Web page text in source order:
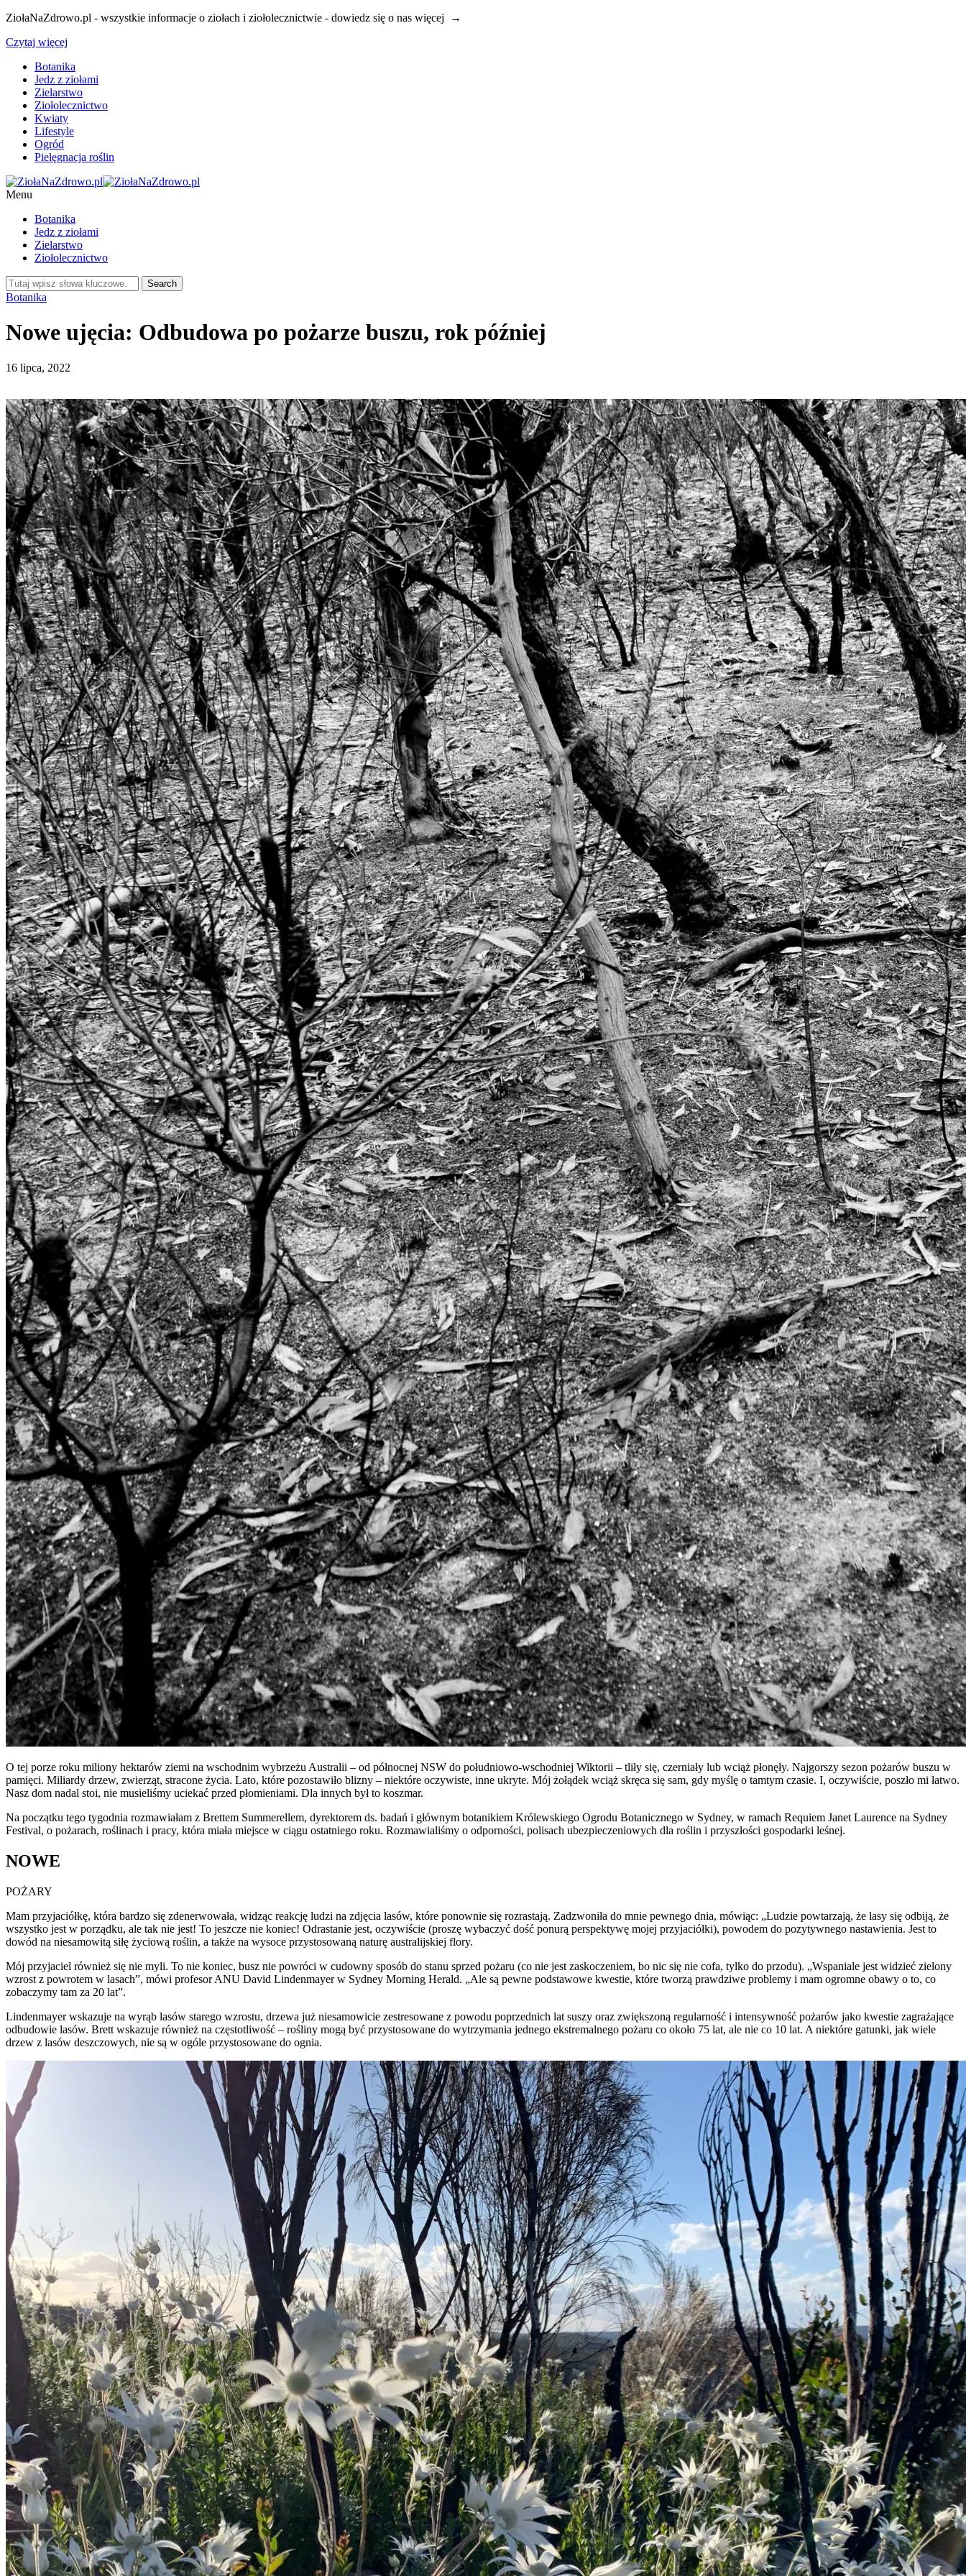
ZiołaNaZdrowo.pl - wszystkie informacje o ziołach i ziołolecznictwie - dowiedz się o nas więcej →
Czytaj więcej
Botanika
Jedz z ziołami
Zielarstwo
Ziołolecznictwo
Kwiaty
Lifestyle
Ogród
Pielęgnacja roślin
Menu
Botanika
Jedz z ziołami
Zielarstwo
Ziołolecznictwo
Botanika
Nowe ujęcia: Odbudowa po pożarze buszu, rok później
16 lipca, 2022
O tej porze roku miliony hektarów ziemi na wschodnim wybrzeżu Australii – od północnej NSW do południowo-wschodniej Wiktorii – tliły się, czerniały lub wciąż płonęły. Najgorszy sezon pożarów buszu w
pamięci. Miliardy drzew, zwierząt, stracone życia. Lato, które pozostawiło blizny – niektóre oczywiste, inne ukryte. Mój żołądek wciąż skręca się sam, gdy myślę o tamtym czasie. I, oczywiście, poszło mi łatwo.
Nasz dom nadal stoi, nie musieliśmy uciekać przed płomieniami. Dla innych był to koszmar.
Na początku tego tygodnia rozmawiałam z Brettem Summerellem, dyrektorem ds. badań i głównym botanikiem Królewskiego Ogrodu Botanicznego w Sydney, w ramach Requiem Janet Laurence na Sydney
Festival, o pożarach, roślinach i pracy, która miała miejsce w ciągu ostatniego roku. Rozmawialiśmy o odporności, polisach ubezpieczeniowych dla roślin i przyszłości gospodarki leśnej.
NOWE
POŻARY
Mam przyjaciółkę, która bardzo się zdenerwowała, widząc reakcję ludzi na zdjęcia lasów, które ponownie się rozrastają. Zadzwoniła do mnie pewnego dnia, mówiąc: „Ludzie powtarzają, że lasy się odbiją, że
wszystko jest w porządku, ale tak nie jest! To jeszcze nie koniec! Odrastanie jest, oczywiście (proszę wybaczyć dość ponurą perspektywę mojej przyjaciółki), powodem do pozytywnego nastawienia. Jest to
dowód na niesamowitą siłę życiową roślin, a także na wysoce przystosowaną naturę australijskiej flory.
Mój przyjaciel również się nie myli. To nie koniec, busz nie powróci w cudowny sposób do stanu sprzed pożaru (co nie jest zaskoczeniem, bo nic się nie cofa, tylko do przodu). „Wspaniale jest widzieć zielony
wzrost z powrotem w lasach”, mówi profesor ANU David Lindenmayer w Sydney Morning Herald. „Ale są pewne podstawowe kwestie, które tworzą prawdziwe problemy i mam ogromne obawy o to, co
zobaczymy tam za 20 lat”.
Lindenmayer wskazuje na wyrąb lasów starego wzrostu, drzewa już niesamowicie zestresowane z powodu poprzednich lat suszy oraz zwiększoną regularność i intensywność pożarów jako kwestie zagrażające
odbudowie lasów. Brett wskazuje również na częstotliwość – rośliny mogą być przystosowane do wytrzymania jednego ekstremalnego pożaru co około 75 lat, ale nie co 10 lat. A niektóre gatunki, jak wiele
drzew z lasów deszczowych, nie są w ogóle przystosowane do ognia.